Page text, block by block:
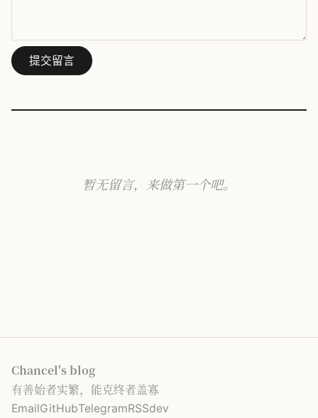
提交留言
暂无留言，来做第一个吧。
Chancel's blog
有善始者实繁，能克终者盖寡
EmailGitHubTelegramRSSdev